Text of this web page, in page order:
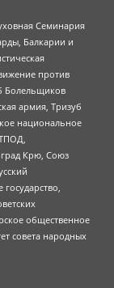
Семинария
Балкарии и
против
Болельщиков
армия, Тризуб
национальное
Крю, Союз
общественное
совета народных